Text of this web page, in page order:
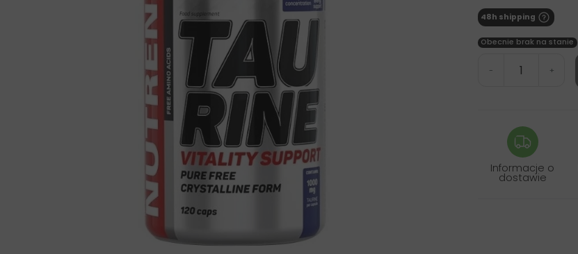
48h shipping
Obecnie brak na stanie
- +
Informacje o
dostawie